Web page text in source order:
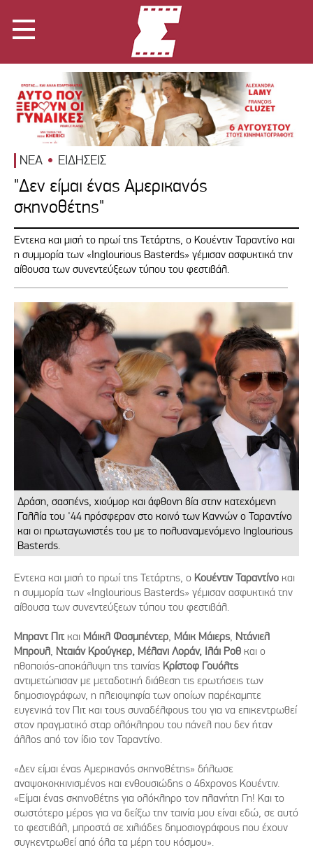
ΝΕΑ ΕΙΔΗΣΕΙΣ
"Δεν είμαι ένας Αμερικανός
σκηνοθέτης"
Εντεκα και μισή το πρωί της Τετάρτης, ο Κουέντιν Ταραντίνο και
η συμμορία των «Inglourious Basterds» γέμισαν ασφυκτικά την
αίθουσα των συνεντεύξεων τύπου του φεστιβάλ.
Δράση, σασπένς, χιούμορ και άφθονη βία στην κατεχόμενη
Γαλλία του '44 πρόσφεραν στο κοινό των Καννών ο Ταραντίνο
και οι πρωταγωνιστές του με το πολυαναμενόμενο Inglourious
Basterds.
Εντεκα και μισή το πρωί της Τετάρτης, ο Κουέντιν Ταραντίνο και
η συμμορία των «Inglourious Basterds» γέμισαν ασφυκτικά την
αίθουσα των συνεντεύξεων τύπου του φεστιβάλ.
Μπραντ Πιτκαι Μάικλ Φασμπέντερ, Μάικ Μάιερς, Ντάνιελ
Μπρουλ, Νταιάν Κρούγκερ, Μέλανι Λοράν, Ιλάι Ροθ και ο
ηθοποιός-αποκάλυψη της ταινίας Κρίστοφ Γουόλτς
αντιμετώπισαν με μεταδοτική διάθεση τις ερωτήσεις των
δημοσιογράφων, η πλειοψηφία των οποίων παρέκαμπτε
ευγενικά τον Πιτ και τους συναδέλφους του για να επικεντρωθεί
στον πραγματικό σταρ ολόκληρου του πάνελ που δεν ήταν
άλλος από τον ίδιο τον Ταραντίνο.
«Δεν είμαι ένας Αμερικανός σκηνοθέτης» δήλωσε
αναψοκοκκινισμένος και ενθουσιώδης ο 46χρονος Κουέντιν.
«Είμαι ένας σκηνοθέτης για ολόκληρο τον πλανήτη Γη! Και το
σωστότερο μέρος για να δείξω την ταινία μου είναι εδώ, σε αυτό
το φεστιβάλ, μπροστά σε χιλιάδες δημοσιογράφους που έχουν
συγκεντρωθεί από όλα τα μέρη του κόσμου».